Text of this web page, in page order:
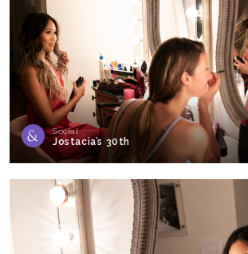
Social
Jostacia’s 30th